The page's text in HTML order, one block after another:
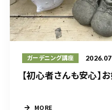
ガーデニング講座
【初心者さんも安心】
MORE